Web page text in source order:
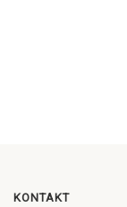
KONTAKT